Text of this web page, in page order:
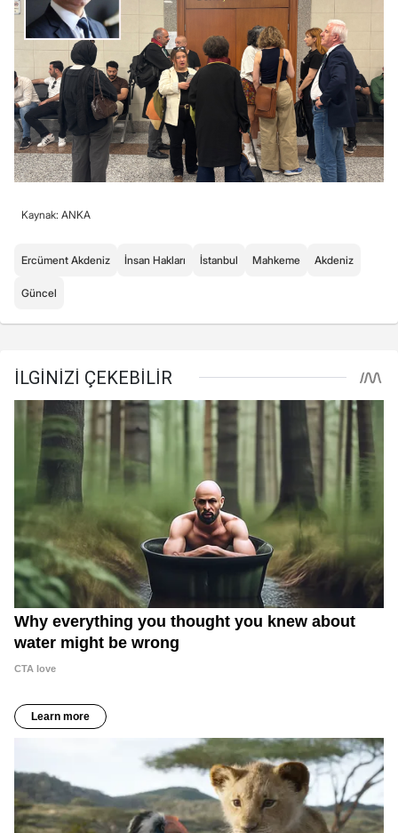
Kaynak: ANKA
Ercüment Akdeniz İnsan Hakları İstanbul Mahkeme Akdeniz
Güncel